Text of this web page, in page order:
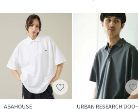
ABAHOUSE URBAN